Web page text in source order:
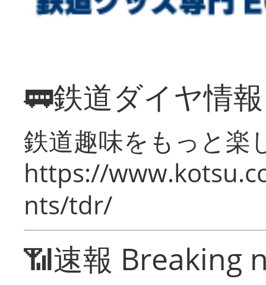
🚃鉄道ダイヤ情
鉄道趣味をもっと楽
https://
nts/tdr/
📶速報 Breaking